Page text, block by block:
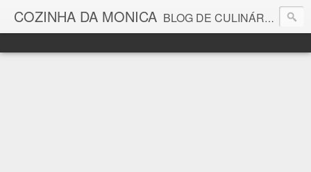
COZINHA DA MONICA BLOG DE CULINÁRIA E GASTRONOMIA COM RECEITAS, DICAS, CURIOSIDADES GASTRONÔMICAS E MUITO MAIS.